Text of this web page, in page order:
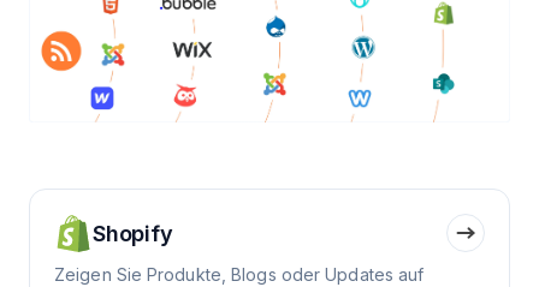
Shopify
Zeigen Sie Produkte, Blogs oder Updates auf